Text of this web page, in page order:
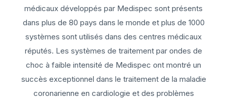
médicaux développés par Medispec sont présents
dans plus de 80 pays dans le monde et plus de 1000
systèmes sont utilisés dans des centres médicaux
réputés. Les systèmes de traitement par ondes de
choc à faible intensité de Medispec ont montré un
succès exceptionnel dans le traitement de la maladie
coronarienne en cardiologie et des problèmes